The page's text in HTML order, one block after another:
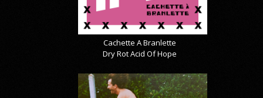
Cachette A Branlette
Dry Rot Acid Of Hope